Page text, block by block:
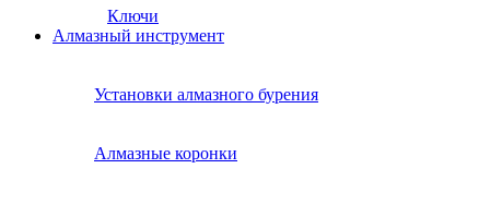
Ключи
Алмазный инструмент
Установки алмазного бурения
Алмазные коронки